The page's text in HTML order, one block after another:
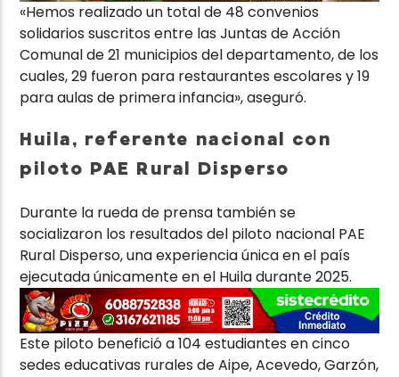
«Hemos realizado un total de 48 convenios
solidarios suscritos entre las Juntas de Acción
Comunal de 21 municipios del departamento, de los
cuales, 29 fueron para restaurantes escolares y 19
para aulas de primera infancia», aseguró.
Huila, referente nacional con
piloto PAE Rural Disperso
Durante la rueda de prensa también se
socializaron los resultados del piloto nacional PAE
Rural Disperso, una experiencia única en el país
ejecutada únicamente en el Huila durante 2025.
Este piloto benefició a 104 estudiantes en cinco
sedes educativas rurales de Aipe, Acevedo, Garzón,